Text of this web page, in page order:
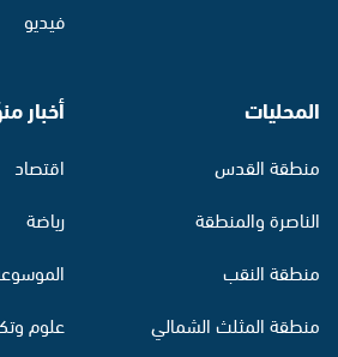
فيديو
المحليات
منطقة القدس
الناصرة والمنطقة
منطقة النقب
منطقة المثلث الشمالي
أخبار
اقتصاد
رياضة
علوم